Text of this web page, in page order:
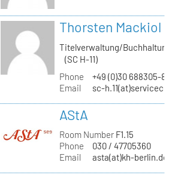
Thorsten Mackiol
Titelverwaltung/
(SC H-11)
Phone
+49 (0)30 688305-
Email
sc-
AStA
Room NumberF1.15
Phone
030 / 47705360
Email
asta(at)kh-berlin.de